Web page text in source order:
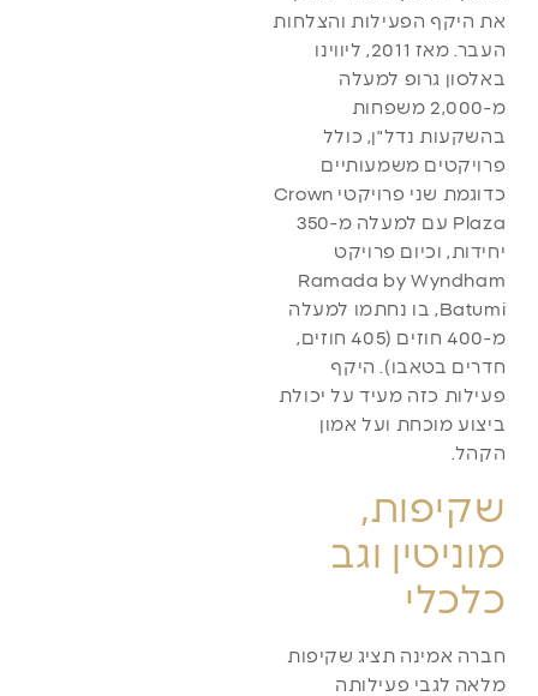
את היקף הפעילות והצלחות
העבר. מאז 2011, ליווינו
באלסון גרופ למעלה
מ-2,000 משפחות
בהשקעות נדל"ן, כולל
פרויקטים משמעותיים
כדוגמת שני פרויקטי Crown
Plaza עם למעלה מ-350
יחידות, וכיום פרויקט
Ramada by Wyndham
Batumi, בו נחתמו למעלה
מ-400 חוזים (405 חוזים,
חדרים בטאבו). היקף
פעילות כזה מעיד על יכולת
ביצוע מוכחת ועל אמון
הקהל.
שקיפות,
מוניטין וגב
כלכלי
חברה אמינה תציג שקיפות
מלאה לגבי פעילותה